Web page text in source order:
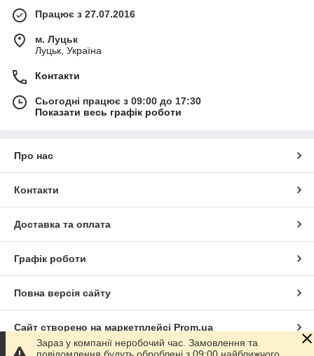
Працює з 27.07.2016
м. Луцьк
Луцьк, Україна
Контакти
Сьогодні працює з 09:00 до 17:30
Показати весь графік роботи
Про нас
Контакти
Доставка та оплата
Графік роботи
Повна версія сайту
Сайт створено на маркетплейсі Prom.ua
Зараз у компанії неробочий час. Замовлення та